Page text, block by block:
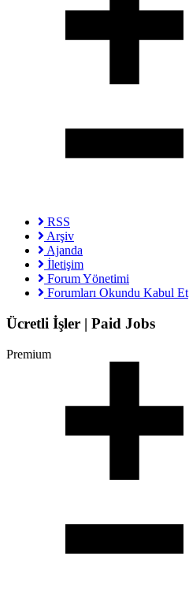
RSS
Arşiv
Ajanda
İletişim
Forum Yönetimi
Forumları Okundu Kabul Et
Ücretli İşler | Paid Jobs
Premium